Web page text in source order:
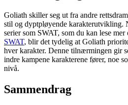
Goliath skiller seg ut fra andre
stil og dyptpløyende karakterutvikling.
serier som SWAT, som du kan lese mer
SWAT, blir det tydelig at Goliath
hver karakter. Denne tilnærmingen gir
indre kampene karakterene fører, noe
nivå.
Sammendrag